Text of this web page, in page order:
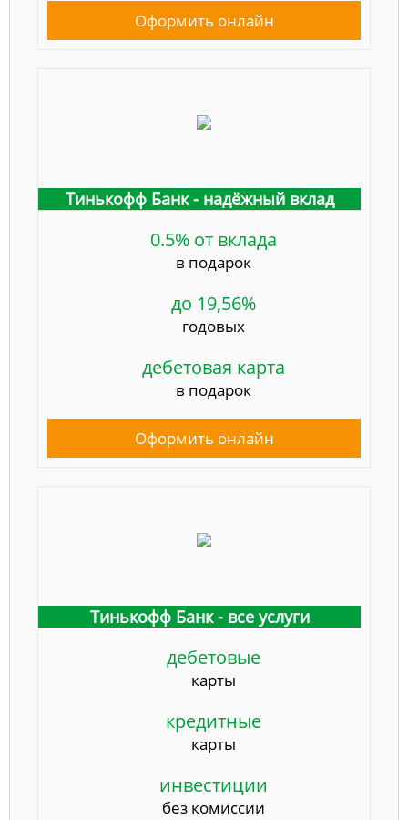
Оформить онлайн
Тинькофф Банк - надёжный вклад
0.5% от вклада
в подарок
до 19,56%
годовых
дебетовая карта
в подарок
Оформить онлайн
Тинькофф Банк - все услуги
дебетовые
карты
кредитные
карты
инвестиции
без комиссии